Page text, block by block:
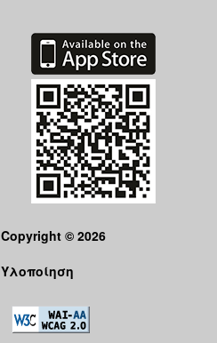
Copyright © 2026
Υλοποίηση